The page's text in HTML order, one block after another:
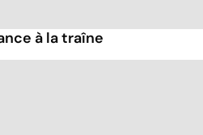
à la traîne